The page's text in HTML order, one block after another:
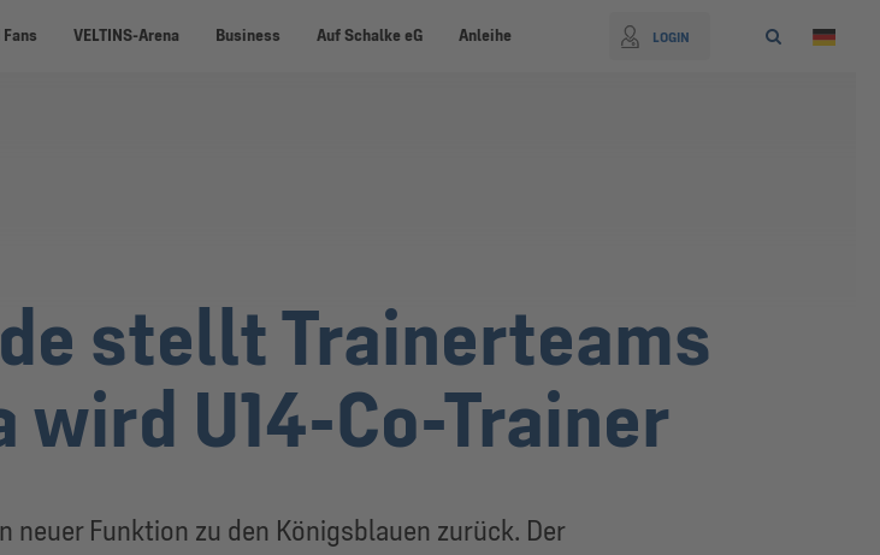
VELTINS-Arena Business Auf Schalke eG Anleihe LOGIN
stellt Trainerteams
wird U14-Co-Trainer
neuer Funktion zu den Königsblauen zurück. Der